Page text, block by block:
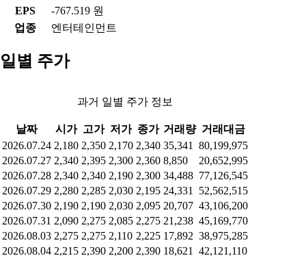
EPS
-767.519 원
업종
엔터테인먼트
일별 주가
과거 일별 주가 정보
날짜 시가 고가 저가 종가 거래량 거래대금
2026.07.24 2,180 2,350 2,170 2,340 35,341
80,199,975
2026.07.27 2,340 2,395 2,300 2,360 8,850
20,652,995
2026.07.28 2,340 2,340 2,190 2,300 34,488 77,126,545
2026.07.29 2,280 2,285 2,030 2,195 24,331
52,562,515
2026.07.30 2,190 2,190 2,030 2,095 20,707 43,106,200
2026.07.31 2,090 2,275 2,085 2,275 21,238 45,169,770
2026.08.03 2,275 2,275 2,110 2,225 17,892 38,975,285
2026.08.04 2,215 2,390 2,200 2,390 18,621 42,121,110